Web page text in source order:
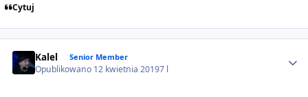
Cytuj
Kalel Senior Member
Opublikowano 12 kwietnia 20197 l